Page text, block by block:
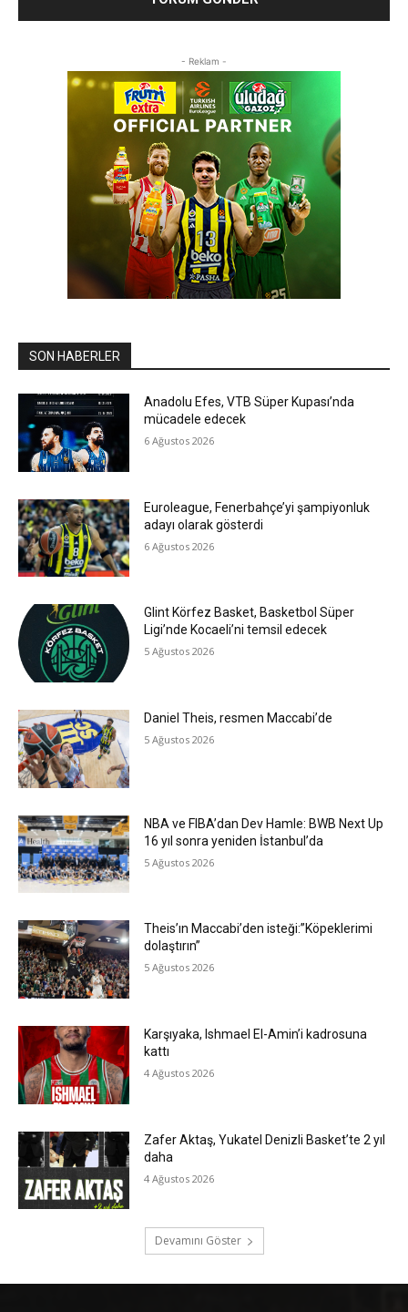
- Reklam -
SON HABERLER
Anadolu Efes, VTB Süper Kupası’nda
mücadele edecek
6 Ağustos 2026
Euroleague, Fenerbahçe’yi şampiyonluk
adayı olarak gösterdi
6 Ağustos 2026
Glint Körfez Basket, Basketbol Süper
Ligi’nde Kocaeli’ni temsil edecek
5 Ağustos 2026
Daniel Theis, resmen Maccabi’de
5 Ağustos 2026
NBA ve FIBA’dan Dev Hamle: BWB Next Up
16 yıl sonra yeniden İstanbul’da
5 Ağustos 2026
Theis’ın Maccabi’den isteği:”Köpeklerimi
dolaştırın”
5 Ağustos 2026
Karşıyaka, Ishmael El-Amin’i kadrosuna
kattı
4 Ağustos 2026
Zafer Aktaş, Yukatel Denizli Basket’te 2 yıl
daha
4 Ağustos 2026
Devamını Göster